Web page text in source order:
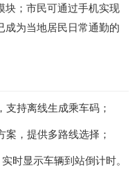
块；市民可通过手机实现
成为当地居民日常通勤的
持离线生成乘车码；
，提供多路线选择；
时显示车辆到站倒计时。